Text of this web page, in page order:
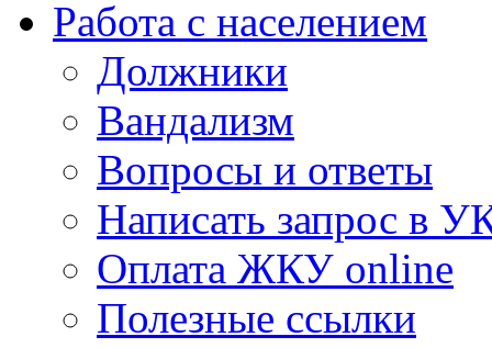
Работа с населением
Должники
Вандализм
Вопросы и ответы
Написать запрос в
Оплата ЖКУ online
Полезные ссылки